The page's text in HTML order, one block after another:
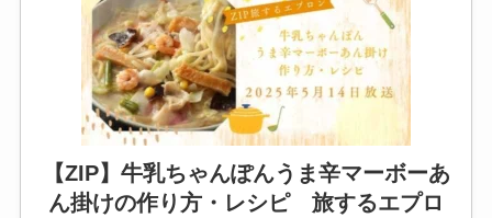
【ZIP】牛乳ちゃんぽんうま辛マーボーあ
ん掛けの作り方・レシピ 旅するエプロ